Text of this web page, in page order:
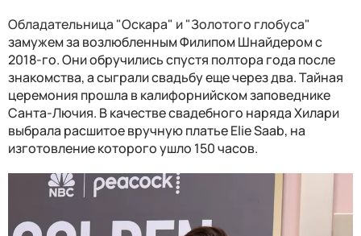
Обладательница "Оскара" и "Золотого глобуса"
замужем за возлюбленным Филипом Шнайдером с
2018-го. Они обручились спустя полтора года после
знакомства, а сыграли свадьбу еще через два. Тайная
церемония прошла в калифорнийском заповеднике
Санта-Лючия. В качестве свадебного наряда Хилари
выбрала расшитое вручную платье Elie Saab, на
изготовление которого ушло 150 часов.